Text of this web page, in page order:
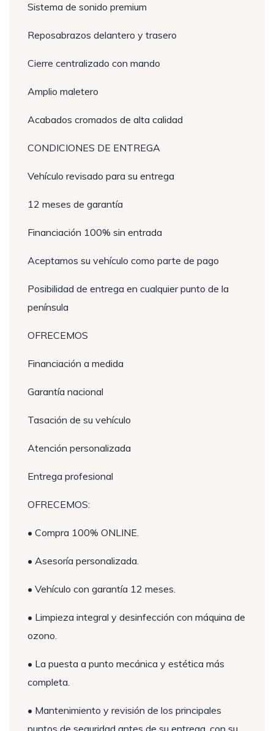
Sistema de sonido premium
Reposabrazos delantero y trasero
Cierre centralizado con mando
Amplio maletero
Acabados cromados de alta calidad
CONDICIONES DE ENTREGA
Vehículo revisado para su entrega
12 meses de garantía
Financiación 100% sin entrada
Aceptamos su vehículo como parte de pago
Posibilidad de entrega en cualquier punto de la
península
OFRECEMOS
Financiación a medida
Garantía nacional
Tasación de su vehículo
Atención personalizada
Entrega profesional
OFRECEMOS:
• Compra 100% ONLINE.
• Asesoría personalizada.
• Vehículo con garantía 12 meses.
• Limpieza integral y desinfección con máquina de
ozono.
• La puesta a punto mecánica y estética más
completa.
• Mantenimiento y revisión de los principales
puntos de seguridad antes de su entrega, con su